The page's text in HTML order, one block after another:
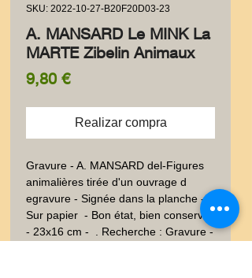
SKU: 2022-10-27-B20F20D03-23
A. MANSARD Le MINK La
MARTE Zibelin Animaux
9,80 €Precio
Realizar compra
Gravure - A. MANSARD del-Figures
animalières tirée d'un ouvrage d
egravure - Signée dans la planche -
Sur papier  - Bon état, bien conservé
- 23x16 cm -  . Recherche : Gravure -